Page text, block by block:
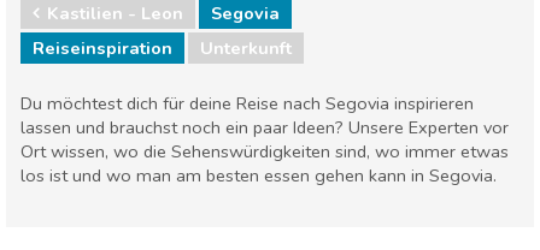
Kastilien - Leon
Segovia
Reiseinspiration
Unterkunft
Du möchtest dich für deine Reise nach Segovia inspirieren
lassen und brauchst noch ein paar Ideen? Unsere Experten vor
Ort wissen, wo die Sehenswürdigkeiten sind, wo immer etwas
los ist und wo man am besten essen gehen kann in Segovia.